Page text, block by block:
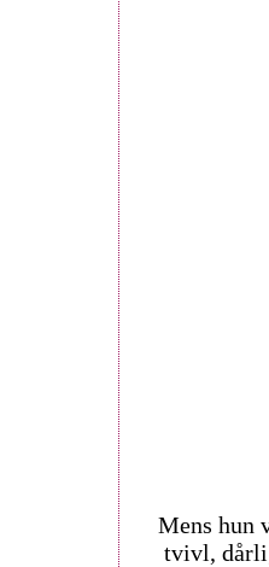
Mens hun
tvivl,